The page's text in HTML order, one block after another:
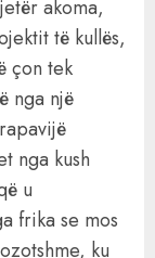
akoma,
të kullës,
çon tek
nga një
nga kush
u
frika se mos
ku